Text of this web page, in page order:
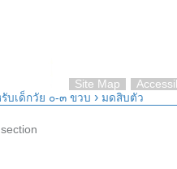
Site Map
บเด็กวัย ๐-๓ ขวบ › มดสิบตัว